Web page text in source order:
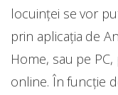
locuinței se vor
prin aplicația de
Home, sau pe
online. În funcție